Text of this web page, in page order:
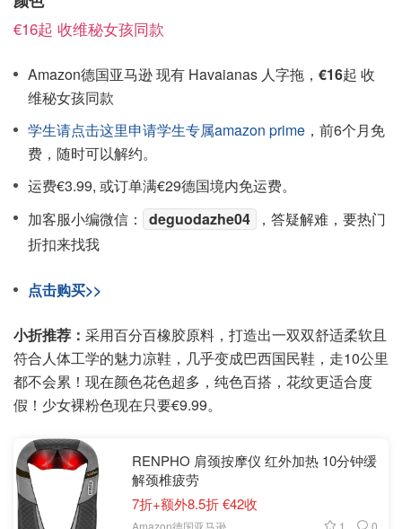
€16起 收维秘女孩同款
Amazon德国亚马逊 现有 Havaianas 人字拖， €16起 收
维秘女孩同款
学生请点击这里申请学生专属amazon prime ，前6个月免
费，随时可以解约。
运费€3.99, 或订单满€29德国境内免运费。
加客服小编微信：
deguodazhe04
，答疑解难，要热门
折扣来找我
点击购买>>
小折推荐： 采用百分百橡胶原料，打造出一双双舒适柔软且
符合人体工学的魅力凉鞋，几乎变成巴西国民鞋，走10公里
都不会累！现在颜色花色超多，纯色百搭，花纹更适合度
假！少女裸粉色现在只要€9.99。
RENPHO 肩颈按摩仪 红外加热 10分钟缓
解颈椎疲劳
7折+额外8.5折 €42收
Amazon德国亚马逊 1 0